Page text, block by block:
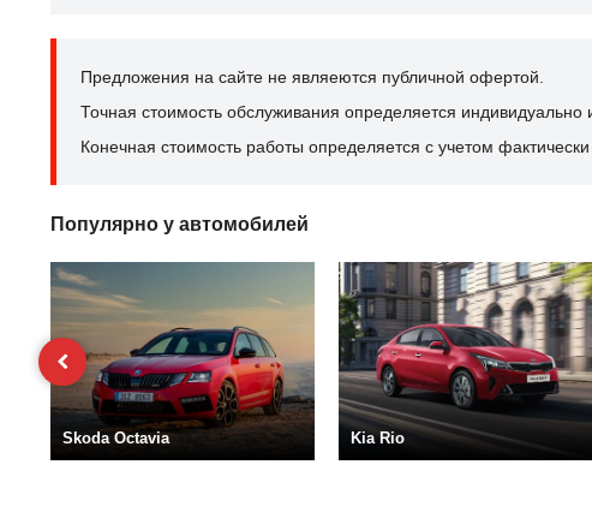
Предложения на сайте не являеются публичной офертой.
Точная стоимость обслуживания определяется индивидуально
Конечная стоимость работы определяется с учетом
Популярно у автомобилей
Skoda Octavia Kia Rio